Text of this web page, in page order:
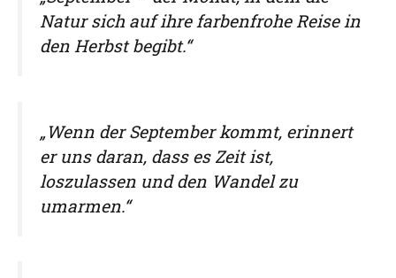
Natur sich auf ihre farbenfrohe Reise in
den Herbst begibt.“
„Wenn der September kommt, erinnert
er uns daran, dass es Zeit ist,
loszulassen und den Wandel zu
umarmen.“